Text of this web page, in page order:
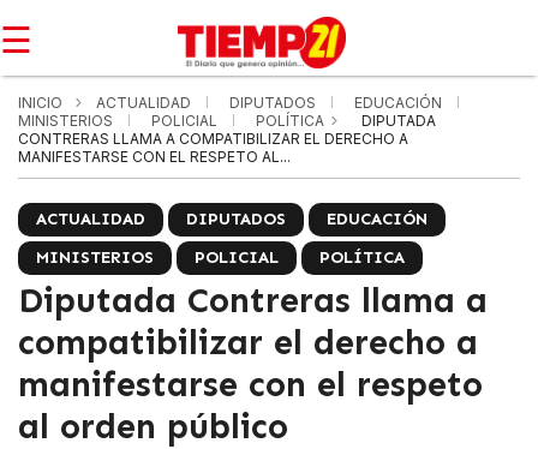
☰
INICIO ACTUALIDAD DIPUTADOS
EDUCACIÓN
MINISTERIOS
POLICIAL POLÍTICA
DIPUTADA
CONTRERAS LLAMA A COMPATIBILIZAR EL DERECHO A
MANIFESTARSE CON EL RESPETO AL...
ACTUALIDAD DIPUTADOS
EDUCACIÓN
MINISTERIOS
POLICIAL POLÍTICA
Diputada Contreras llama a
compatibilizar el derecho a
manifestarse con el respeto
al orden público